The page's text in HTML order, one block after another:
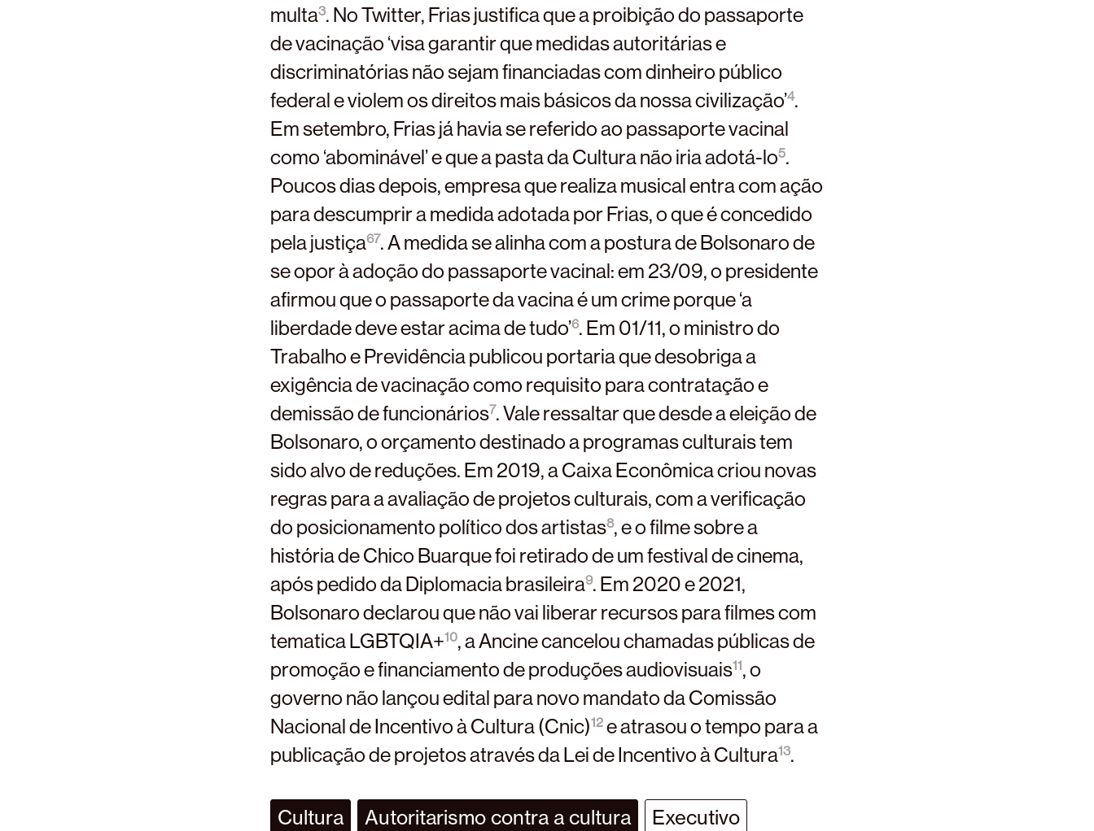
multa3. No Twitter, Frias justifica que a proibição do passaporte
de vacinação ‘visa garantir que medidas autoritárias e
discriminatórias não sejam financiadas com dinheiro público
federal e violem os direitos mais básicos da nossa civilização’4.
Em setembro, Frias já havia se referido ao passaporte vacinal
como ‘abominável’ e que a pasta da Cultura não iria adotá-lo5.
Poucos dias depois, empresa que realiza musical entra com ação
para descumprir a medida adotada por Frias, o que é concedido
pela justiça67. A medida se alinha com a postura de Bolsonaro de
se opor à adoção do passaporte vacinal: em 23/09, o presidente
afirmou que o passaporte da vacina é um crime porque ‘a
liberdade deve estar acima de tudo’6. Em 01/11, o ministro do
Trabalho e Previdência publicou portaria que desobriga a
exigência de vacinação como requisito para contratação e
demissão de funcionários7. Vale ressaltar que desde a eleição de
Bolsonaro, o orçamento destinado a programas culturais tem
sido alvo de reduções. Em 2019, a Caixa Econômica criou novas
regras para a avaliação de projetos culturais, com a verificação
do posicionamento político dos artistas8, e o filme sobre a
história de Chico Buarque foi retirado de um festival de cinema,
após pedido da Diplomacia brasileira9. Em 2020 e 2021,
Bolsonaro declarou que não vai liberar recursos para filmes com
tematica LGBTQIA+10, a Ancine cancelou chamadas públicas de
promoção e financiamento de produções audiovisuais11, o
governo não lançou edital para novo mandato da Comissão
Nacional de Incentivo à Cultura (Cnic)12 e atrasou o tempo para a
publicação de projetos através da Lei de Incentivo à Cultura13.
Cultura Autoritarismo contra a cultura
Executivo